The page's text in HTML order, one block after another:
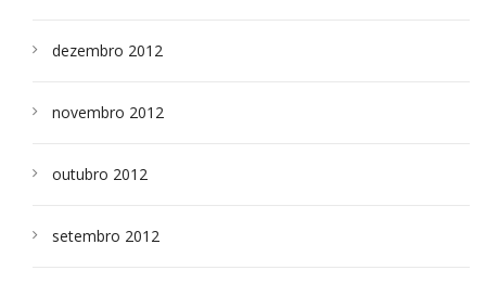
dezembro 2012
novembro 2012
outubro 2012
setembro 2012